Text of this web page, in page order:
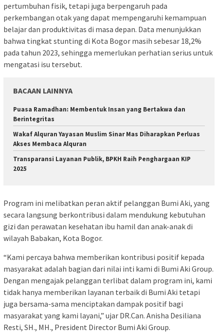
pertumbuhan fisik, tetapi juga berpengaruh pada
perkembangan otak yang dapat mempengaruhi kemampuan
belajar dan produktivitas di masa depan. Data menunjukkan
bahwa tingkat stunting di Kota Bogor masih sebesar 18,2%
pada tahun 2023, sehingga memerlukan perhatian serius untuk
mengatasi isu tersebut.
BACAAN LAINNYA
Puasa Ramadhan: Membentuk Insan yang Bertakwa dan
Berintegritas
Wakaf Alquran Yayasan Muslim Sinar Mas Diharapkan Perluas
Akses Membaca Alquran
Transparansi Layanan Publik, BPKH Raih Penghargaan KIP
2025
Program ini melibatkan peran aktif pelanggan Bumi Aki, yang
secara langsung berkontribusi dalam mendukung kebutuhan
gizi dan perawatan kesehatan ibu hamil dan anak-anak di
wilayah Babakan, Kota Bogor.
“Kami percaya bahwa memberikan kontribusi positif kepada
masyarakat adalah bagian dari nilai inti kami di Bumi Aki Group.
Dengan mengajak pelanggan terlibat dalam program ini, kami
tidak hanya memberikan layanan terbaik di Bumi Aki tetapi
juga bersama-sama menciptakan dampak positif bagi
masyarakat yang kami layani,” ujar DR.Can. Anisha Desiliana
Resti, SH., MH., President Director Bumi Aki Group.